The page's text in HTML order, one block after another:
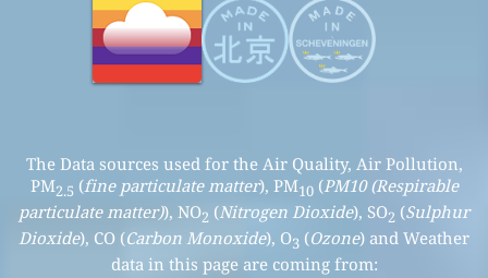
The Data sources used for the Air Quality, Air Pollution,
PM2.5 (fine particulate matter), PM10(PM10 (Respirable
particulate matter)), NO2 (Nitrogen Dioxide), SO2 (Sulphur
Dioxide), CO (Carbon Monoxide), O3 (Ozone) and Weather
data in this page are coming from: